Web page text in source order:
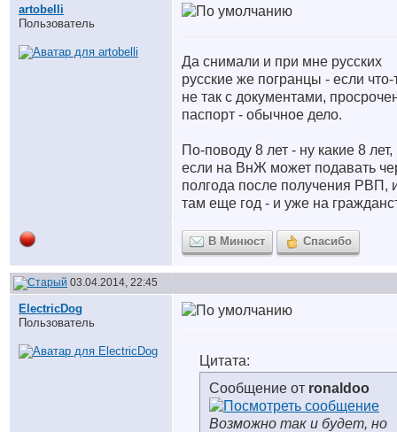
artobelli
Пользователь
Да снимали и при мне русских
русские же погранцы - если что-
не так с документами,
паспорт - обычное дело.
По-поводу 8 лет - ну какие 8 лет,
если на ВнЖ может подавать
полгода после получения РВП,
там еще год - и уже на
В Минюст Спасибо
03.04.2014, 22:45
ElectricDog
Пользователь
Цитата:
Сообщение от ronaldoo
Возможно так и будет, но